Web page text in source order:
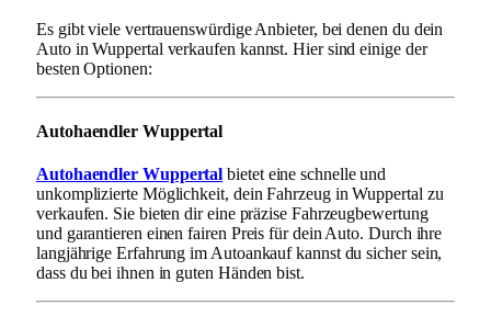
Es gibt viele vertrauenswürdige Anbieter, bei denen du dein
Auto in Wuppertal verkaufen kannst. Hier sind einige der
besten Optionen:
Autohaendler Wuppertal
Autohaendler Wuppertal bietet eine schnelle und
unkomplizierte Möglichkeit, dein Fahrzeug in Wuppertal zu
verkaufen. Sie bieten dir eine präzise Fahrzeugbewertung
und garantieren einen fairen Preis für dein Auto. Durch ihre
langjährige Erfahrung im Autoankauf kannst du sicher sein,
dass du bei ihnen in guten Händen bist.